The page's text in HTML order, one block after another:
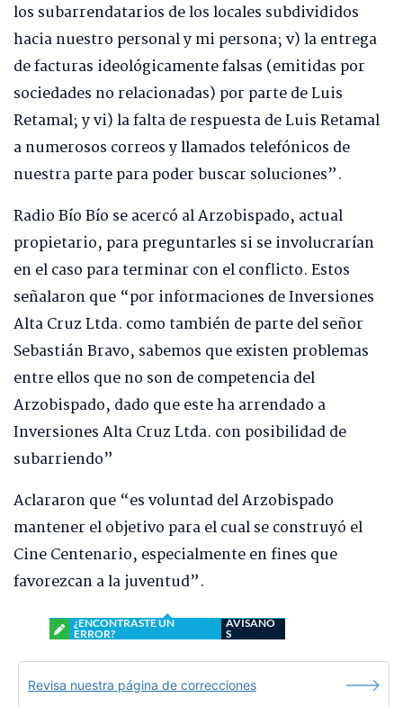
los subarrendatarios de los locales subdivididos
hacia nuestro personal y mi persona; v) la entrega
de facturas ideológicamente falsas (emitidas por
sociedades no relacionadas) por parte de Luis
Retamal; y vi) la falta de respuesta de Luis Retamal
a numerosos correos y llamados telefónicos de
nuestra parte para poder buscar soluciones”.
Radio Bío Bío se acercó al Arzobispado, actual
propietario, para preguntarles si se involucrarían
en el caso para terminar con el conflicto. Estos
señalaron que “por informaciones de Inversiones
Alta Cruz Ltda. como también de parte del señor
Sebastián Bravo, sabemos que existen problemas
entre ellos que no son de competencia del
Arzobispado, dado que este ha arrendado a
Inversiones Alta Cruz Ltda. con posibilidad de
subarriendo”
Aclararon que “es voluntad del Arzobispado
mantener el objetivo para el cual se construyó el
Cine Centenario, especialmente en fines que
favorezcan a la juventud”.
¿ENCONTRASTE UN
ERROR?
AVÍSANO
S
Revisa nuestra página de correcciones